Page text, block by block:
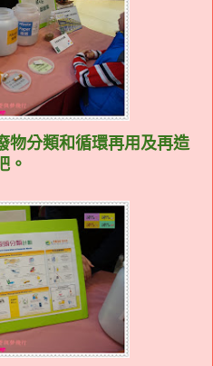
物分類和循環再用及再造
。